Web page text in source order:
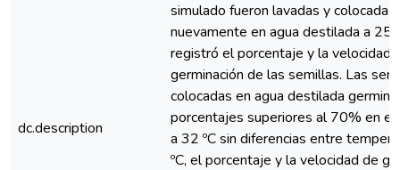
dc.description
simulado fueron lavadas y colocadas
nuevamente en agua destilada a 25
registró el porcentaje y la velocidad
germinación de las semillas. Las
colocadas en agua destilada
porcentajes superiores al 70% en el
a 32 ºC sin diferencias entre
ºC, el porcentaje y la velocidad de